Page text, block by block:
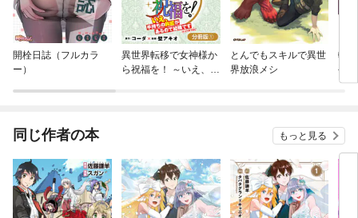
開栓日誌（フルカラ
ー）
異世界転移で女神様か
ら祝福を！ ～いえ、手
とんでもスキルで異世
界放浪メシ
転
手
キ
同じ作者の本 もっと見る